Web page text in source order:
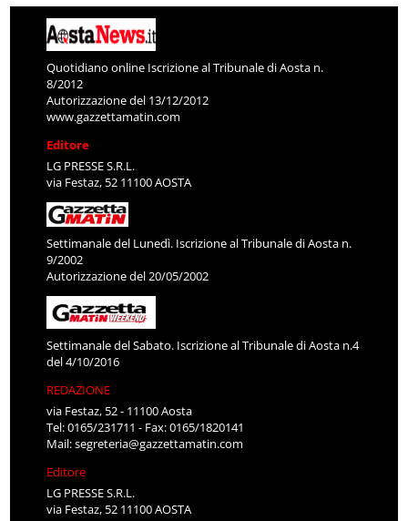
Quotidiano online Iscrizione al Tribunale di Aosta n.
8/2012
Autorizzazione del 13/12/2012
www.gazzettamatin.com
Editore
LG PRESSE S.R.L.
via Festaz, 52 11100 AOSTA
Settimanale del Lunedì. Iscrizione al Tribunale di Aosta n.
9/2002
Autorizzazione del 20/05/2002
Settimanale del Sabato. Iscrizione al Tribunale di Aosta n.4
del 4/10/2016
REDAZIONE
via Festaz, 52 - 11100 Aosta
Tel: 0165/231711 - Fax: 0165/1820141
Mail:segreteria@gazzettamatin.com
Editore
LG PRESSE S.R.L.
via Festaz, 52 11100 AOSTA